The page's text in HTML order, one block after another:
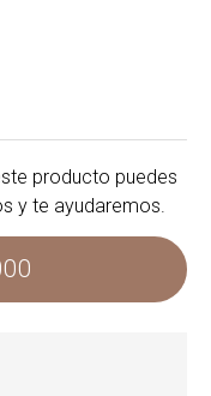
producto puedes
y te ayudaremos.